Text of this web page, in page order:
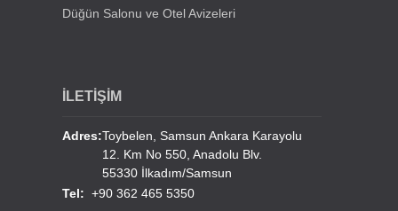
Lübnan Tripoli Al Schokur Cami Avizeleri
Yurt Dışı Cami Avizelerimiz
Düğün Salonu ve Otel Avizeleri
İLETİŞİM
Adres:Toybelen, Samsun Ankara Karayolu
12. Km No 550, Anadolu Blv.
55330 İlkadım/Samsun
Tel:+90 362 465 5350